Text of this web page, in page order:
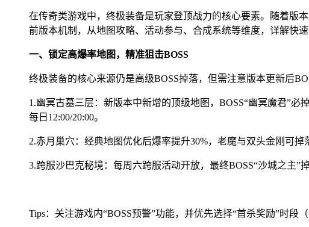
在传奇类游戏中，终极装备是玩家登顶战力的核心要素。随着版
前版本机制，从地图攻略、活动参与、合成系统等维度，详解快
一、锁定高爆率地图，精准狙击BOSS
终极装备的核心来源仍是高级BOSS掉落，但需注意版本更新后
1.幽冥古墓三层：新版本中新增的顶级地图，BOSS“幽冥魔君”
每日12:00/20:00。
2.赤月巢穴：经典地图优化后爆率提升30%，老魔与双头金刚可
3.跨服沙巴克秘境：每周六跨服活动开放，最终BOSS“沙城之主”
Tips：关注游戏内“BOSS预警”功能，并优先选择“首杀奖励”时段